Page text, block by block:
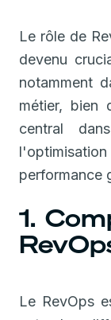
Le rôle de
devenu
notamment
métier, bien
central
performance
1.
Le RevOps